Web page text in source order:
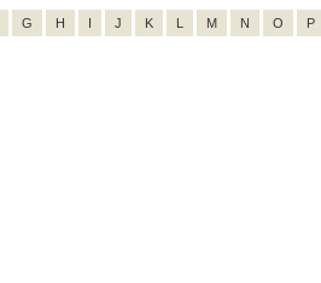
G H I J K L M N O P